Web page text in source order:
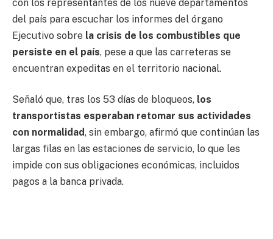
con los representantes de los nueve departamentos
del país para escuchar los informes del órgano
Ejecutivo sobre la crisis de los combustibles que
persiste en el país, pese a que las carreteras se
encuentran expeditas en el territorio nacional.
Señaló que, tras los 53 días de bloqueos, los
transportistas esperaban retomar sus actividades
con normalidad, sin embargo, afirmó que continúan las
largas filas en las estaciones de servicio, lo que les
impide con sus obligaciones económicas, incluidos
pagos a la banca privada.